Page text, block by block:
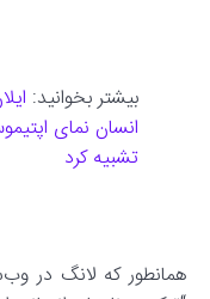
بیشتر بخوانید:
انسان نمای
تشبیه کرد
همانطور که لانگ در